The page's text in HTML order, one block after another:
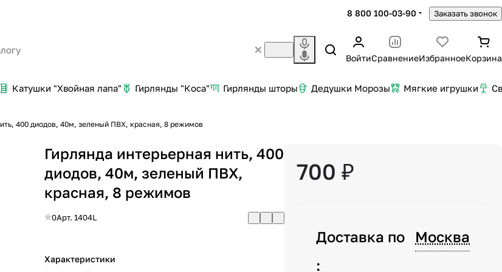
8 800 100-03-90 Заказать звонок
ВойтиСравнениеИзбранноеКорзина
Катушки "Хвойная лапа" Гирлянды "Коса" Гирлянды шторы Дедушки Морозы Мягкие игрушки
400 диодов, 40м, зеленый ПВХ, красная, 8 режимов
Гирлянда интерьерная нить, 400
диодов, 40м, зеленый ПВХ,
красная, 8 режимов
0Арт.1404L
Характеристики
700 ₽
Доставка по
Москва
: